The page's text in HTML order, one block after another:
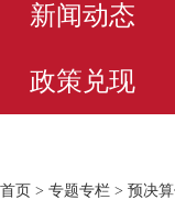
新闻动态
政策兑现
首页 > 专题专栏 > 预决